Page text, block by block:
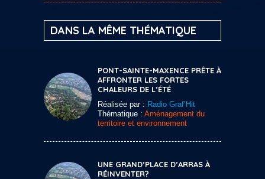
DANS LA MÊME THÉMATIQUE
PONT-SAINTE-MAXENCE PRÊTE À
AFFRONTER LES FORTES
CHALEURS DE L’ÉTÉ
Réalisée par : Radio Graf’Hit
Thématique : Aménagement du
territoire et environnement
UNE GRAND’PLACE D’ARRAS À
RÉINVENTER?